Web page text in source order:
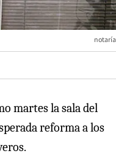
notaría
martes la sala del
reforma a los